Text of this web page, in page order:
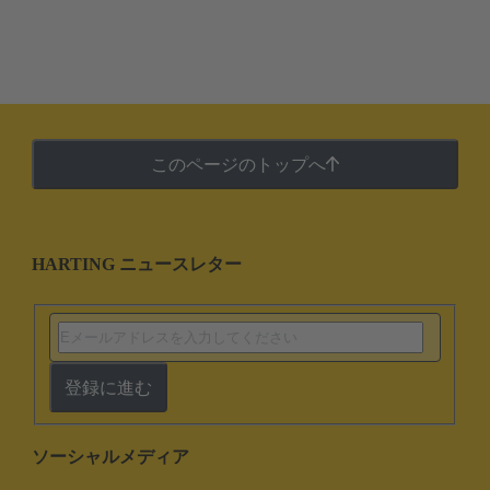
このページのトップへ
HARTING ニュースレター
登録に進む
ソーシャルメディア